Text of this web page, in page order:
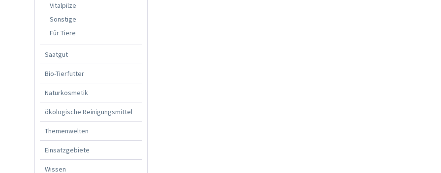
Vitalpilze
Sonstige
Für Tiere
Saatgut
Bio-Tierfutter
Naturkosmetik
ökologische Reinigungsmittel
Themenwelten
Einsatzgebiete
Wissen